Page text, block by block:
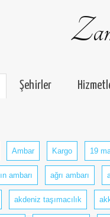
Şehirler
Ambar Kargo 19
ambarı ağrı ambarı
akdeniz taşımacılık